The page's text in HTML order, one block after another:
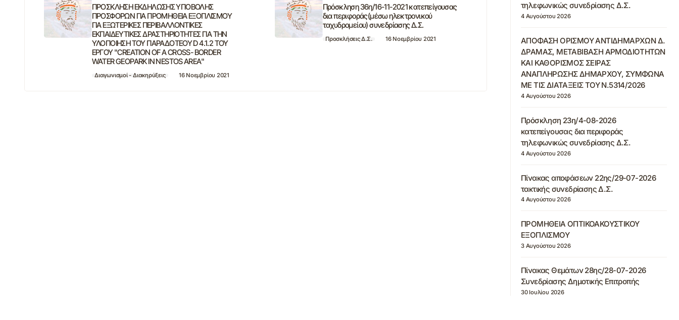
ΠΡΟΣΚΛΗΣΗ ΕΚΔΗΛΩΣΗΣ ΥΠΟΒΟΛΗΣ
ΠΡΟΣΦΟΡΩΝ ΓΙΑ ΠΡΟΜΗΘΕΙΑ ΕΞΟΠΛΙΣΜΟΥ
ΓΙΑ ΕΞΩΤΕΡΙΚΕΣ ΠΕΡΙΒΑΛΛΟΝΤΙΚΕΣ
ΕΚΠΑΙΔΕΥΤΙΚΕΣ ΔΡΑΣΤΗΡΙΟΤΗΤΕΣ ΓΙΑ ΤΗΝ
ΥΛΟΠΟΙΗΣΗ ΤΟΥ ΠΑΡΑΔΟΤΕΟΥ D 4.1.2 ΤΟΥ
ΕΡΓΟΥ "CREATION OF A CROSS- BORDER
WATER GEOPARK IN NESTOS AREA"
Διαγωνισμοί - Διακηρύξεις 16 Νοεμβρίου 2021
Πρόσκληση 36η/16-11-2021 κατεπείγουσας
δια περιφοράς(μέσω ηλεκτρονικού
ταχυδρομείου) συνεδρίασης Δ.Σ.
Προσκλήσεις Δ.Σ. 16 Νοεμβρίου 2021
τηλεφωνικώς συνεδρίασης Δ.Σ.
4 Αυγούστου 2026
ΑΠΟΦΑΣΗ ΟΡΙΣΜΟΥ ΑΝΤΙΔΗΜΑΡΧΩΝ Δ.
ΔΡΑΜΑΣ, ΜΕΤΑΒΙΒΑΣΗ ΑΡΜΟΔΙΟΤΗΤΩΝ
ΚΑΙ ΚΑΘΟΡΙΣΜΟΣ ΣΕΙΡΑΣ
ΑΝΑΠΛΗΡΩΣΗΣ ΔΗΜΑΡΧΟΥ, ΣΥΜΦΩΝΑ
ΜΕ ΤΙΣ ΔΙΑΤΑΞΕΙΣ ΤΟΥ Ν.5314/2026
4 Αυγούστου 2026
Πρόσκληση 23η/4-08-2026
κατεπείγουσας δια περιφοράς
τηλεφωνικώς συνεδρίασης Δ.Σ.
4 Αυγούστου 2026
Πίνακας αποφάσεων 22ης/29-07-2026
τακτικής συνεδρίασης Δ.Σ.
4 Αυγούστου 2026
ΠΡΟΜΗΘΕΙΑ ΟΠΤΙΚΟΑΚΟΥΣΤΙΚΟΥ
ΕΞΟΠΛΙΣΜΟΥ
3 Αυγούστου 2026
Πίνακας Θεμάτων 28ης/28-07-2026
Συνεδρίασης Δημοτικής Επιτροπής
30 Ιουλίου 2026